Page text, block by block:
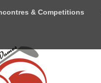
& Competitions